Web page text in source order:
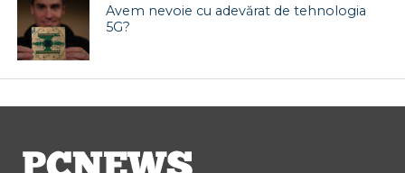
Avem nevoie cu adevărat de tehnologia
5G?